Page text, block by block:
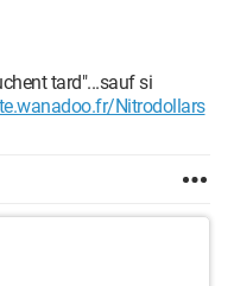
tard"...sauf si
Nitrodollars